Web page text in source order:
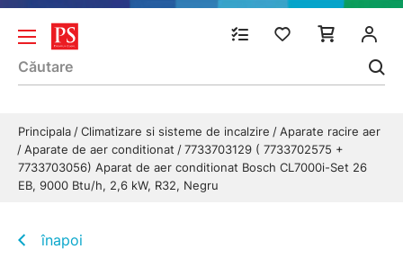
Principala Climatizare si sisteme de incalzire
Aparate racire aer
Aparate de aer conditionat
7733703129 ( 7733702575 +
7733703056) Aparat de aer conditionat Bosch CL7000i-Set 26
EB, 9000 Btu/h, 2,6 kW, R32, Negru
înapoi